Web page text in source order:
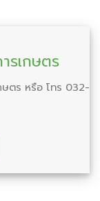
รเกษตร
ษตร หรือ โทร 032-